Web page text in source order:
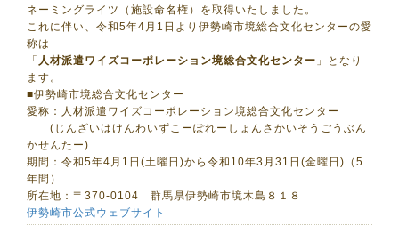
ネーミングライツ（施設命名権）を取得いたしました。
これに伴い、令和5年4月1日より伊勢崎市境総合文化センターの愛
称は
「 人材派遣ワイズコーポレーション境総合文化センター 」となり
ます。
■伊勢崎市境総合文化センター
愛称：人材派遣ワイズコーポレーション境総合文化センター
(じんざいはけんわいずこーぽれーしょんさかいそうごうぶん
かせんたー)
期間：令和5年4月1日(土曜日)から令和10年3月31日(金曜日)（5
年間）
所在地：〒370-0104 群馬県伊勢崎市境木島８１８
伊勢崎市公式ウェブサイト